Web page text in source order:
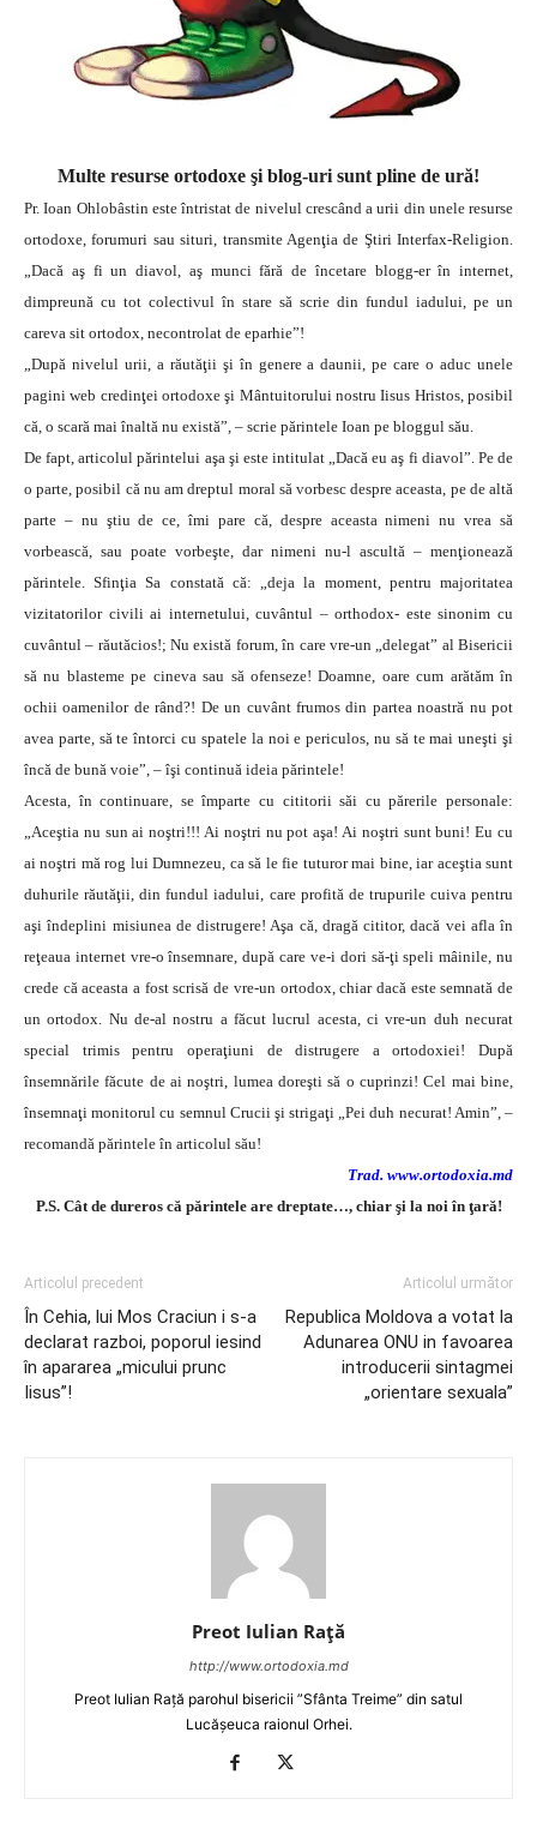
Multe resurse ortodoxe şi blog-uri sunt pline de ură!
Pr. Ioan Ohlobâstin este întristat de nivelul crescând a urii din unele resurse
ortodoxe, forumuri sau situri, transmite Agenţia de Ştiri Interfax-Religion.
„Dacă aş fi un diavol, aş munci fără de încetare blogg-er în internet,
dimpreună cu tot colectivul în stare să scrie din fundul iadului, pe un
careva sit ortodox, necontrolat de eparhie”!
„După nivelul urii, a răutăţii şi în genere a daunii, pe care o aduc unele
pagini web credinţei ortodoxe şi Mântuitorului nostru Iisus Hristos, posibil
că, o scară mai înaltă nu există”, – scrie părintele Ioan pe bloggul său.
De fapt, articolul părintelui aşa şi este intitulat „Dacă eu aş fi diavol”. Pe de
o parte, posibil că nu am dreptul moral să vorbesc despre aceasta, pe de altă
parte – nu ştiu de ce, îmi pare că, despre aceasta nimeni nu vrea să
vorbească, sau poate vorbeşte, dar nimeni nu-l ascultă – menţionează
părintele. Sfinţia Sa constată că: „deja la moment, pentru majoritatea
vizitatorilor civili ai internetului, cuvântul – orthodox- este sinonim cu
cuvântul – răutăcios!; Nu există forum, în care vre-un „delegat” al Bisericii
să nu blasteme pe cineva sau să ofenseze! Doamne, oare cum arătăm în
ochii oamenilor de rând?! De un cuvânt frumos din partea noastră nu pot
avea parte, să te întorci cu spatele la noi e periculos, nu să te mai uneşti şi
încă de bună voie”, – îşi continuă ideia părintele!
Acesta, în continuare, se împarte cu cititorii săi cu părerile personale:
„Aceştia nu sun ai noştri!!! Ai noştri nu pot aşa! Ai noştri sunt buni! Eu cu
ai noştri mă rog lui Dumnezeu, ca să le fie tuturor mai bine, iar aceştia sunt
duhurile răutăţii, din fundul iadului, care profită de trupurile cuiva pentru
aşi îndeplini misiunea de distrugere! Aşa că, dragă cititor, dacă vei afla în
reţeaua internet vre-o însemnare, după care ve-i dori să-ţi speli mâinile, nu
crede că aceasta a fost scrisă de vre-un ortodox, chiar dacă este semnată de
un ortodox. Nu de-al nostru a făcut lucrul acesta, ci vre-un duh necurat
special trimis pentru operaţiuni de distrugere a ortodoxiei! După
însemnările făcute de ai noştri, lumea doreşti să o cuprinzi! Cel mai bine,
însemnaţi monitorul cu semnul Crucii şi strigaţi „Pei duh necurat! Amin”, –
recomandă părintele în articolul său!
Trad. www.ortodoxia.md
P.S. Cât de dureros că părintele are dreptate…, chiar şi la noi în ţară!
Articolul precedent
În Cehia, lui Mos Craciun i s-a
declarat razboi, poporul iesind
în apararea „micului prunc
Iisus”!
Articolul următor
Republica Moldova a votat la
Adunarea ONU in favoarea
introducerii sintagmei
„orientare sexuala”
Preot Iulian Raţă
http://www.ortodoxia.md
Preot Iulian Rață parohul bisericii ”Sfânta Treime” din satul
Lucășeuca raionul Orhei.